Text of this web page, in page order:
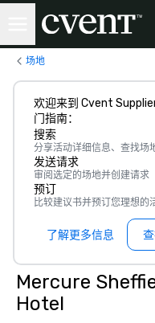
场地
欢迎来到 Cvent
门指南：
搜索
分享活动详细信息、查找场
发送请求
审阅选定的场地并创建请求
预订
比较建议书并预订您理想的
了解更多信息
Mercure
Hotel